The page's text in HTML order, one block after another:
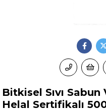
Bitkisel Sıvı
Helal Sertifikalı